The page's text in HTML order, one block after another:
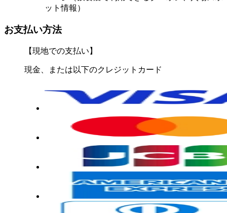
ット情報）
お支払い方法
【現地での支払い】
現金、または以下のクレジットカード